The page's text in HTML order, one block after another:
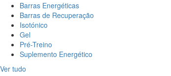
Barras Energéticas
Barras de Recuperação
Isotónico
Gel
Pré-Treino
Suplemento Energético
Ver tudo